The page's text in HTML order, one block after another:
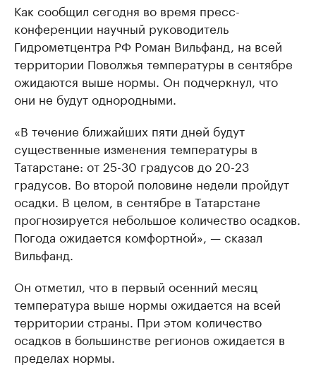
Как сообщил сегодня во время пресс-
конференции научный руководитель
Гидрометцентра РФ Роман Вильфанд, на всей
территории Поволжья температуры в сентябре
ожидаются выше нормы. Он подчеркнул, что
они не будут однородными.
«В течение ближайших пяти дней будут
существенные изменения температуры в
Татарстане: от 25-30 градусов до 20-23
градусов. Во второй половине недели пройдут
осадки. В целом, в сентябре в Татарстане
прогнозируется небольшое количество осадков.
Погода ожидается комфортной», — сказал
Вильфанд.
Он отметил, что в первый осенний месяц
температура выше нормы ожидается на всей
территории страны. При этом количество
осадков в большинстве регионов ожидается в
пределах нормы.